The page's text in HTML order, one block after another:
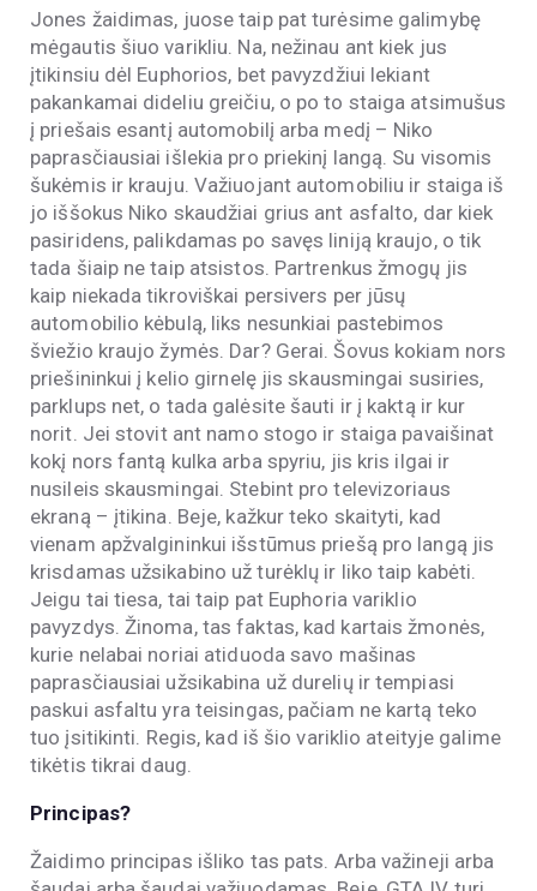
Jones žaidimas, juose taip pat turėsime galimybę
mėgautis šiuo varikliu. Na, nežinau ant kiek jus
įtikinsiu dėl Euphorios, bet pavyzdžiui lekiant
pakankamai dideliu greičiu, o po to staiga atsimušus
į priešais esantį automobilį arba medį – Niko
paprasčiausiai išlekia pro priekinį langą. Su visomis
šukėmis ir krauju. Važiuojant automobiliu ir staiga iš
jo iššokus Niko skaudžiai grius ant asfalto, dar kiek
pasiridens, palikdamas po savęs liniją kraujo, o tik
tada šiaip ne taip atsistos. Partrenkus žmogų jis
kaip niekada tikroviškai persivers per jūsų
automobilio kėbulą, liks nesunkiai pastebimos
šviežio kraujo žymės. Dar? Gerai. Šovus kokiam nors
priešininkui į kelio girnelę jis skausmingai susiries,
parklups net, o tada galėsite šauti ir į kaktą ir kur
norit. Jei stovit ant namo stogo ir staiga pavaišinat
kokį nors fantą kulka arba spyriu, jis kris ilgai ir
nusileis skausmingai. Stebint pro televizoriaus
ekraną – įtikina. Beje, kažkur teko skaityti, kad
vienam apžvalgininkui išstūmus priešą pro langą jis
krisdamas užsikabino už turėklų ir liko taip kabėti.
Jeigu tai tiesa, tai taip pat Euphoria variklio
pavyzdys. Žinoma, tas faktas, kad kartais žmonės,
kurie nelabai noriai atiduoda savo mašinas
paprasčiausiai užsikabina už durelių ir tempiasi
paskui asfaltu yra teisingas, pačiam ne kartą teko
tuo įsitikinti. Regis, kad iš šio variklio ateityje galime
tikėtis tikrai daug.
Principas?
Žaidimo principas išliko tas pats. Arba važineji arba